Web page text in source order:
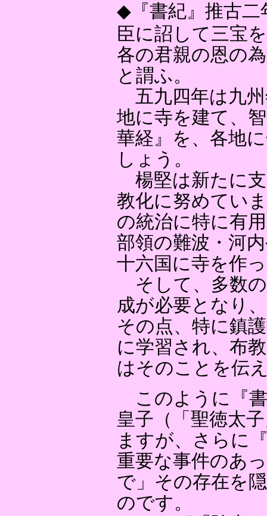
◆『書紀』推古二
臣に詔して三宝
各の君親の恩の
と謂ふ。
五九四年は九
地に寺を建て、
華経』を、各地
しょう。
楊堅は新たに
教化に努めてい
の統治に特に有
部領の難波・河
十六国に寺を作
そして、多数
成が必要となり
その点、特に鎮
に学習され、布
はそのことを伝
このように『
皇子（「聖徳太
ますが、さらに
重要な事件のあ
で」その存在を
のです。